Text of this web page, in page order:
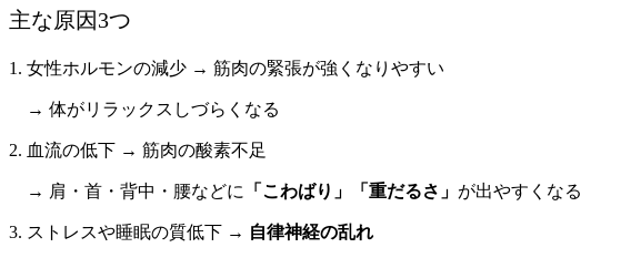
主な原因3つ
1. 女性ホルモンの減少 → 筋肉の緊張が強くなりやすい
→ 体がリラックスしづらくなる
2. 血流の低下 → 筋肉の酸素不足
→ 肩・首・背中・腰などに 「こわばり」「重だるさ」 が出やすくなる
3. ストレスや睡眠の質低下 → 自律神経の乱れ